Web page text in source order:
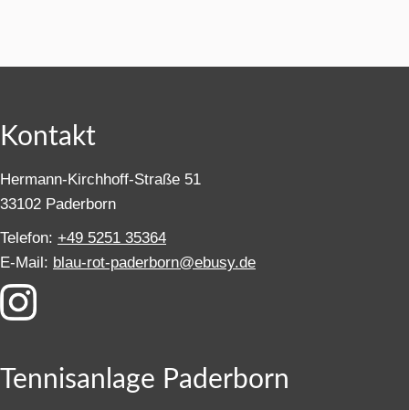
Kontakt
Hermann-Kirchhoff-Straße 51
33102 Paderborn
Telefon: +49 5251 35364
E-Mail: blau-rot-paderborn@ebusy.de
Tennisanlage Paderborn